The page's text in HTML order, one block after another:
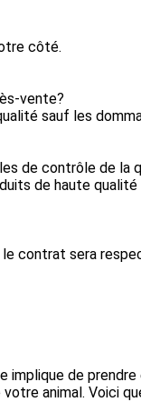
côté.
vente?
sauf les
de contrôle de la
de haute qualité
contrat sera
implique de
animal. Voici